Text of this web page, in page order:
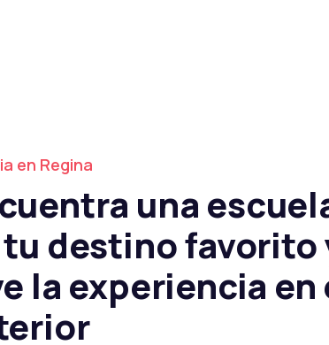
en Regina
una
tu destino favorito
la experiencia en